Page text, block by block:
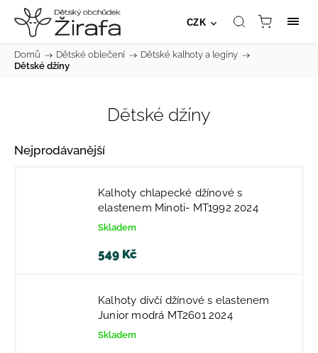
CZK
Domů / Dětské oblečení / Dětské kalhoty a legíny /
Dětské džíny
Dětské džíny
Nejprodávanější
Kalhoty chlapecké džínové s
elastenem Minoti- MT1992 2024
Skladem
549 Kč
Kalhoty dívčí džínové s elastenem
Junior modrá MT2601 2024
Skladem